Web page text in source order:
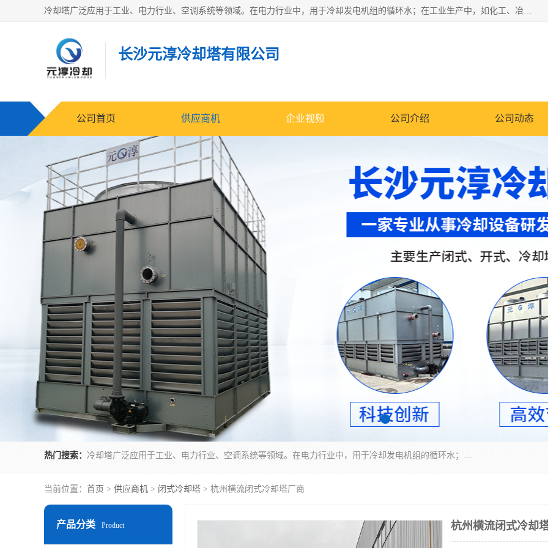
冷却塔广泛应用于工业、电力行业、空调系统等领域。在电力行业中，用于冷却发电机组的循环水；在工业生产中，如化工、冶金等行业，可降低生产过程中产生的热量；在空调系统中，为空调设备提供冷却水源
长沙元淳冷却塔有限公司
公司首页 供应商机 企业视频 公司介绍 公司动态
热门搜索： 冷却塔广泛应用于工业、电力行业、空调系统等领域。在电力行业中，用于冷却发电机组的循环水；在工业生产中，如化工、冶金等行业，可降低生产过程中产生的热量；在空调系统中，为空调设备提供冷却水源
当前位置： 首页 > 供应商机 > 闭式冷却塔 > 杭州横流闭式冷却塔厂商
产品分类 Product 杭州横流闭式冷却